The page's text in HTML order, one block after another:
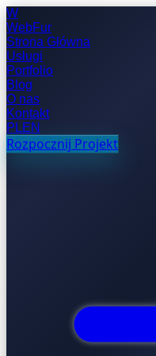
W
WebFur
Strona Główna
Usługi
Portfolio
Blog
O nas
Kontakt
PLEN
Rozpocznij Projekt